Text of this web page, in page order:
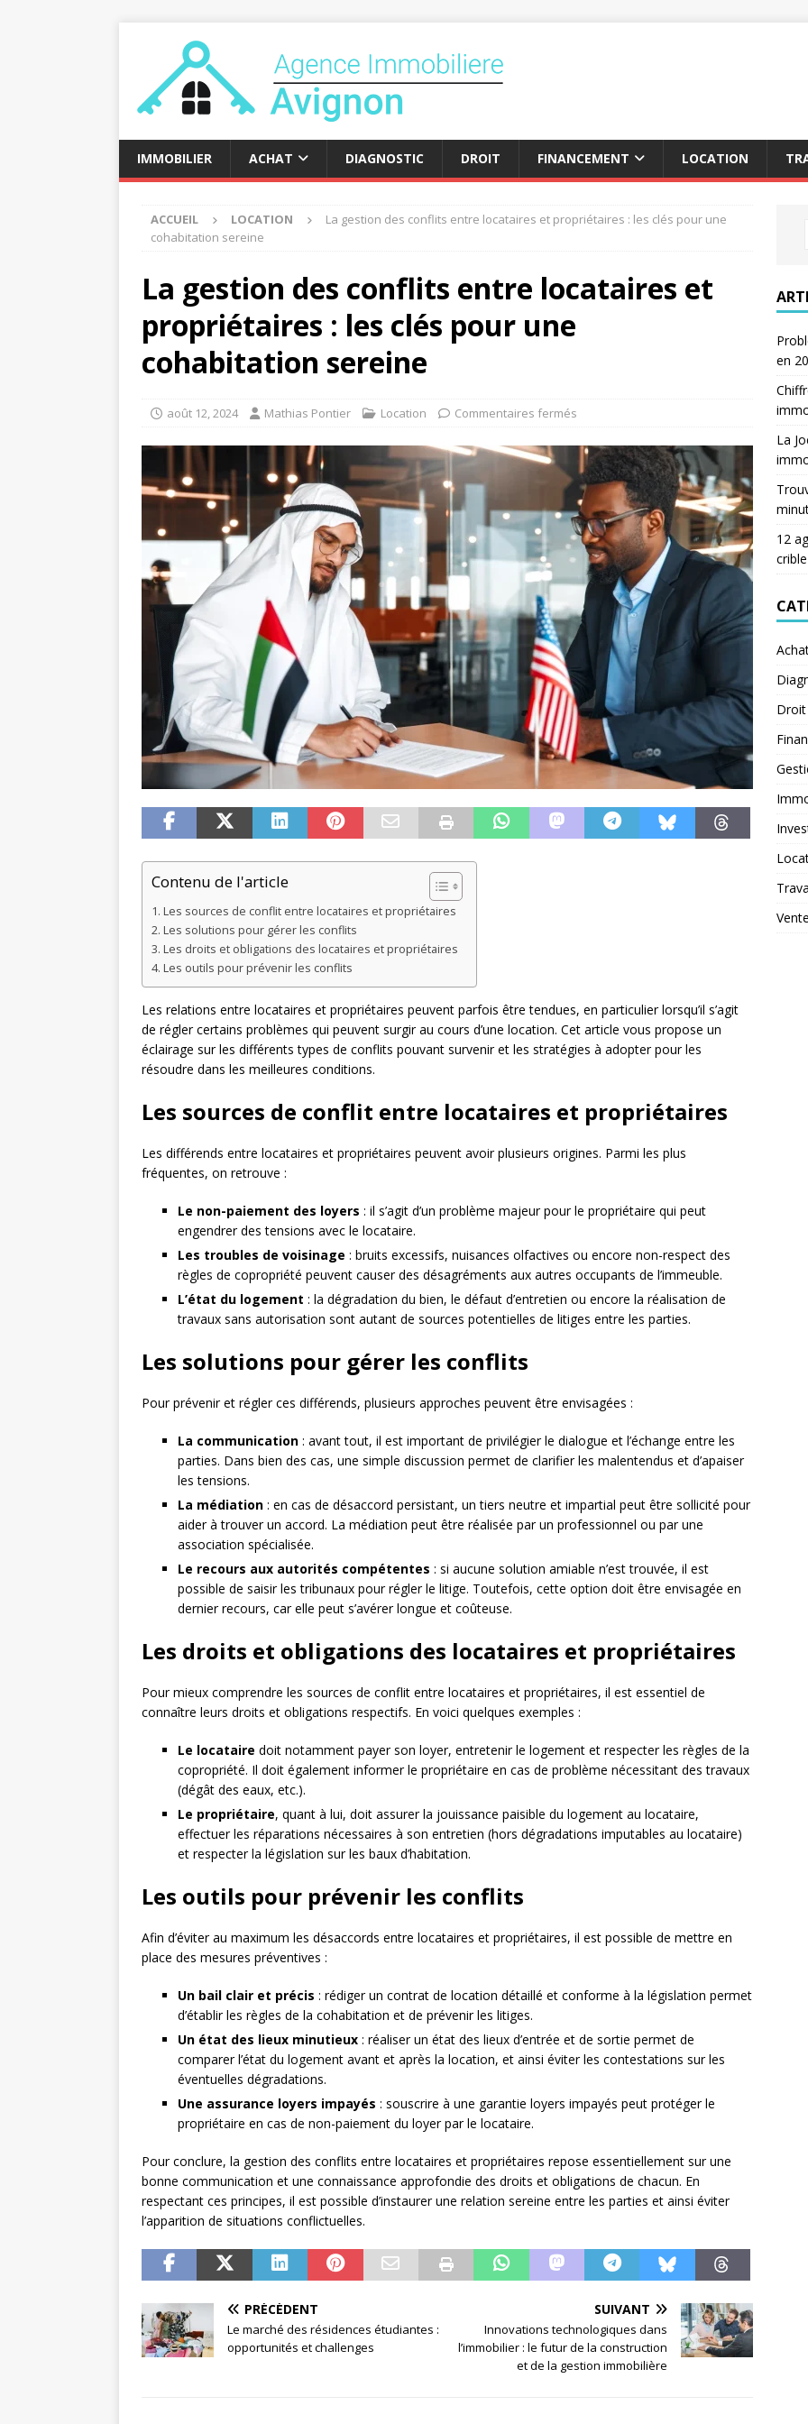
IMMOBILIER ACHAT DIAGNOSTIC DROIT FINANCEMENT LOCATION
ACCUEIL LOCATION
La gestion des conflits entre locataires et propriétaires : les clés pour une
cohabitation sereine
La gestion des conflits entre locataires et
propriétaires : les clés pour une
cohabitation sereine
août 12, 2024 Mathias Pontier Location Commentaires fermés
Contenu de l'article
Les sources de conflit entre locataires et propriétaires
Les solutions pour gérer les conflits
Les droits et obligations des locataires et propriétaires
Les outils pour prévenir les conflits
Les relations entre locataires et propriétaires peuvent parfois être tendues, en particulier lorsqu’il s’agit
de régler certains problèmes qui peuvent surgir au cours d’une location. Cet article vous propose un
éclairage sur les différents types de conflits pouvant survenir et les stratégies à adopter pour les
résoudre dans les meilleures conditions.
Les sources de conflit entre locataires et propriétaires
Les différends entre locataires et propriétaires peuvent avoir plusieurs origines. Parmi les plus
fréquentes, on retrouve :
Le non-paiement des loyers : il s’agit d’un problème majeur pour le propriétaire qui peut
engendrer des tensions avec le locataire.
Les troubles de voisinage : bruits excessifs, nuisances olfactives ou encore non-respect des
règles de copropriété peuvent causer des désagréments aux autres occupants de l’immeuble.
L’état du logement : la dégradation du bien, le défaut d’entretien ou encore la réalisation de
travaux sans autorisation sont autant de sources potentielles de litiges entre les parties.
Les solutions pour gérer les conflits
Pour prévenir et régler ces différends, plusieurs approches peuvent être envisagées :
La communication : avant tout, il est important de privilégier le dialogue et l’échange entre les
parties. Dans bien des cas, une simple discussion permet de clarifier les malentendus et d’apaiser
les tensions.
La médiation : en cas de désaccord persistant, un tiers neutre et impartial peut être sollicité pour
aider à trouver un accord. La médiation peut être réalisée par un professionnel ou par une
association spécialisée.
Le recours aux autorités compétentes : si aucune solution amiable n’est trouvée, il est
possible de saisir les tribunaux pour régler le litige. Toutefois, cette option doit être envisagée en
dernier recours, car elle peut s’avérer longue et coûteuse.
Les droits et obligations des locataires et propriétaires
Pour mieux comprendre les sources de conflit entre locataires et propriétaires, il est essentiel de
connaître leurs droits et obligations respectifs. En voici quelques exemples :
Le locataire doit notamment payer son loyer, entretenir le logement et respecter les règles de la
copropriété. Il doit également informer le propriétaire en cas de problème nécessitant des travaux
(dégât des eaux, etc.).
Le propriétaire, quant à lui, doit assurer la jouissance paisible du logement au locataire,
effectuer les réparations nécessaires à son entretien (hors dégradations imputables au locataire)
et respecter la législation sur les baux d’habitation.
Les outils pour prévenir les conflits
Afin d’éviter au maximum les désaccords entre locataires et propriétaires, il est possible de mettre en
place des mesures préventives :
Un bail clair et précis : rédiger un contrat de location détaillé et conforme à la législation permet
d’établir les règles de la cohabitation et de prévenir les litiges.
Un état des lieux minutieux : réaliser un état des lieux d’entrée et de sortie permet de
comparer l’état du logement avant et après la location, et ainsi éviter les contestations sur les
éventuelles dégradations.
Une assurance loyers impayés : souscrire à une garantie loyers impayés peut protéger le
propriétaire en cas de non-paiement du loyer par le locataire.
Pour conclure, la gestion des conflits entre locataires et propriétaires repose essentiellement sur une
bonne communication et une connaissance approfondie des droits et obligations de chacun. En
respectant ces principes, il est possible d’instaurer une relation sereine entre les parties et ainsi éviter
l’apparition de situations conflictuelles.
PRÉCÉDENT
Le marché des résidences étudiantes :
opportunités et challenges
SUIVANT
Innovations technologiques dans
l’immobilier : le futur de la construction
et de la gestion immobilière
en
La
12
crible
Droit
Vente